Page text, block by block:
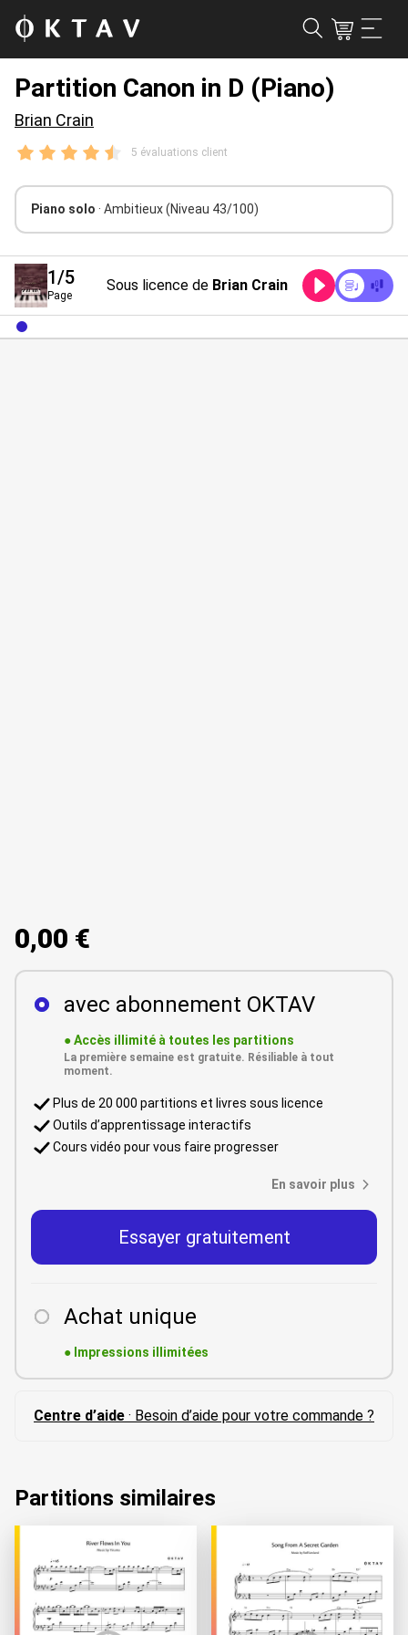
Partition Canon in D (Piano)
Brian Crain
5 évaluations client
Piano solo · Ambitieux(Niveau 43/100)
1/5
Page
Sous licence de Brian Crain
0,00 €
avec abonnement OKTAV
●Accès illimité à toutes les partitions
La première semaine est gratuite. Résiliable à tout
moment.
Plus de 20 000 partitions et livres sous licence
Outils d’apprentissage interactifs
Cours vidéo pour vous faire progresser
En savoir plus
Essayer gratuitement
Achat unique
● Impressions illimitées
Centre d’aide · Besoin d’aide pour votre commande ?
Partitions similaires